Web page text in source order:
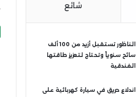
شائع
الناظور تستقبل أزيد من 100 ألف
سائح سنوياً وتحتاج لتعزيز طاقتها
الفندقية
اندلاع حريق في سيارة كهربائية على